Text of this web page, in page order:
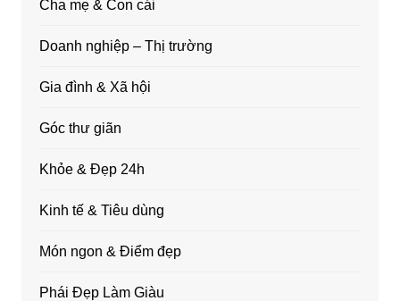
Cha mẹ & Con cái
Doanh nghiệp – Thị trường
Gia đình & Xã hội
Góc thư giãn
Khỏe & Đẹp 24h
Kinh tế & Tiêu dùng
Món ngon & Điểm đẹp
Phái Đẹp Làm Giàu